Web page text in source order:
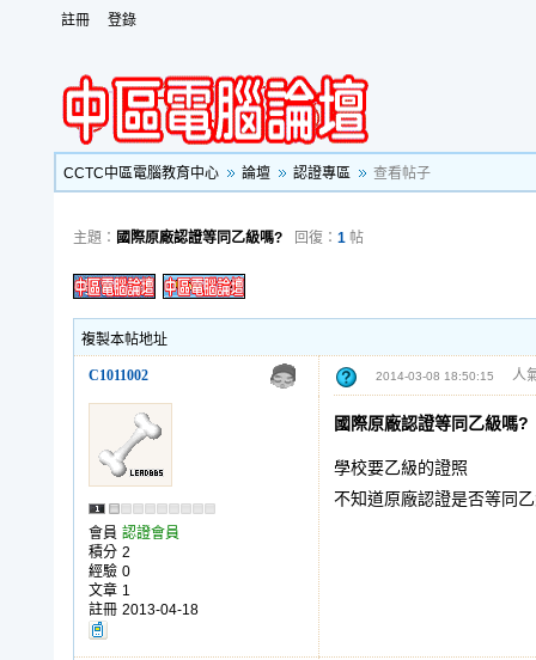
註冊 登錄
CCTC中區電腦教育中心 論壇 認證專區 查看帖子
主題： 國際原廠認證等同乙級嗎? 回復： 1 帖
複製本帖地址
C1011002 2014-03-08 18:50:15 人
會員 認證會員
積分 2
經驗 0
文章 1
註冊 2013-04-18
國際原廠認證等同乙級嗎?
學校要乙級的證照
不知道原廠認證是否等同